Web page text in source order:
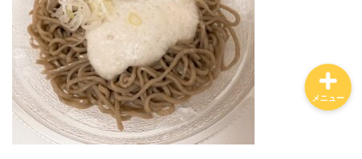
メニュー